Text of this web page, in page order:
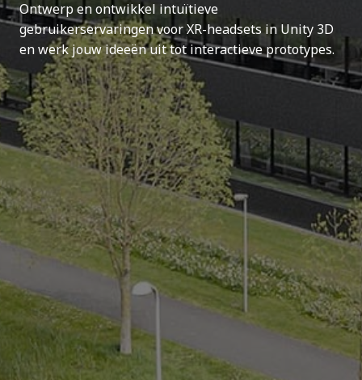
Ontwerp en ontwikkel intuïtieve
gebruikerservaringen voor XR-headsets in Unity 3D
en werk jouw ideeën uit tot interactieve prototypes.